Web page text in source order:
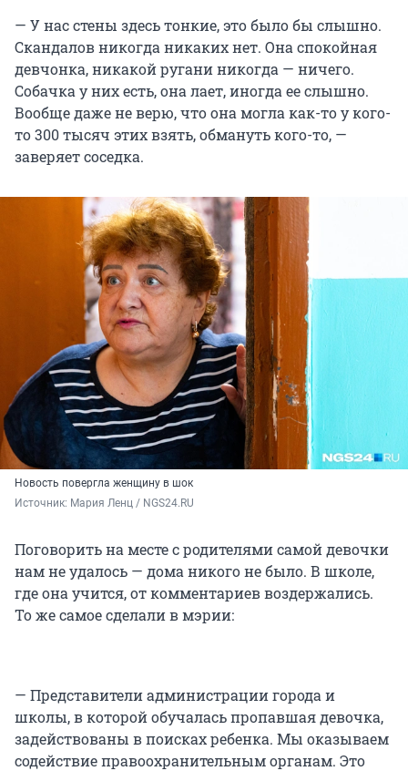
— У нас стены здесь тонкие, это было бы слышно.
Скандалов никогда никаких нет. Она спокойная
девчонка, никакой ругани никогда — ничего.
Собачка у них есть, она лает, иногда ее слышно.
Вообще даже не верю, что она могла как-то у кого-
то 300 тысяч этих взять, обмануть кого-то, —
заверяет соседка.
Новость повергла женщину в шок
Источник: Мария Ленц / NGS24.RU
Поговорить на месте с родителями самой девочки
нам не удалось — дома никого не было. В школе,
где она учится, от комментариев воздержались.
То же самое сделали в мэрии:
— Представители администрации города и
школы, в которой обучалась пропавшая девочка,
задействованы в поисках ребенка. Мы оказываем
содействие правоохранительным органам. Это